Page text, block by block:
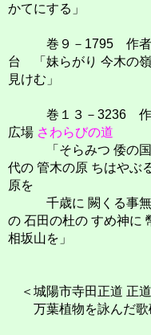
かてにする」
巻９－1795 作者不
台 「妹らがり 今木の嶺
見けむ」
巻１３－3236 作者
広場 さわらびの道
「そらみつ 倭の国
代の 管木の原 ちはやぶ
原を
千歳に 闕くる事無
の 石田の杜の すめ神に
相坂山を」
＜城陽市寺田正道 正
万葉植物を詠んだ歌